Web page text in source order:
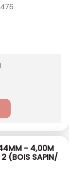
- 4,00M
2 (BOIS SAPIN/